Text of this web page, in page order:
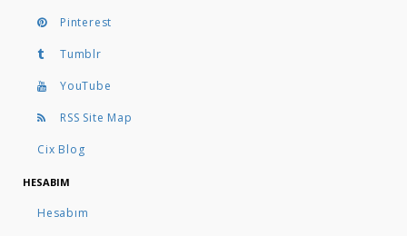
Pinterest
Tumblr
YouTube
RSS Site Map
Cix Blog
HESABIM
Hesabım